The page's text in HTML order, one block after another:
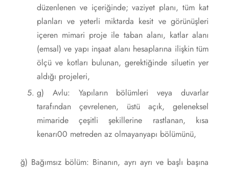
düzenlenen ve içeriğinde; vaziyet planı, tüm kat
planları ve yeterli miktarda kesit ve görünüşleri
içeren mimari proje ile taban alanı, katlar alanı
(emsal) ve yapı inşaat alanı hesaplarına ilişkin tüm
ölçü ve kotları bulunan, gerektiğinde siluetin yer
aldığı projeleri,
g) Avlu: Yapıların bölümleri veya duvarlar
tarafından çevrelenen, üstü açık, geleneksel
mimaride çeşitli şekillerine rastlanan, kısa
kenarı00 metreden az olmayanyapı bölümünü,
ğ) Bağımsız bölüm: Binanın, ayrı ayrı ve başlı başına